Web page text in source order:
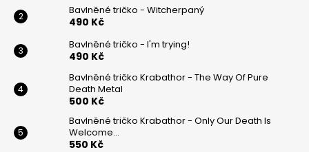
Bavlněné tričko - Witcherpaný
490 Kč
Bavlněné tričko - I'm trying!
490 Kč
Bavlněné tričko Krabathor - The Way Of Pure
Death Metal
500 Kč
Bavlněné tričko Krabathor - Only Our Death Is
Welcome...
550 Kč